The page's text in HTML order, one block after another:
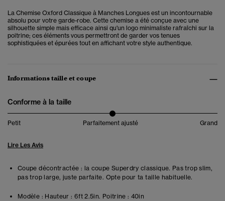
La Chemise Oxford Classique à Manches Longues est un incontournable
absolu pour votre garde-robe. Cette chemise a été conçue avec une
silhouette simple mais efficace ainsi qu'un logo minimaliste rafraîchi sur la
poitrine; ces éléments vous permettront de garder vos tenues
sophistiquées et épurées tout en affichant votre style authentique.
Informations taille et coupe
Conforme à la taille
Petit Parfaitement ajusté Grand
Lire Les Avis
Coupe décontractée : la coupe Superdry classique. Pas trop slim,
pas trop large, juste parfaite. Opte pour ta taille habituelle.
Modèle : Hauteur : 6ft 2.5in. Poitrine : 40in